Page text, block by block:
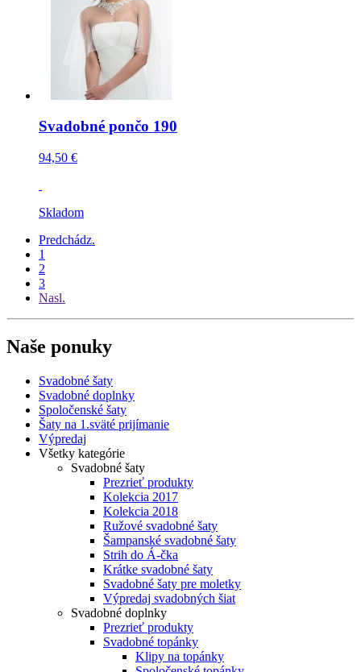
Svadobné pončo 190
94,50 €
Skladom
Predchádz.
1
2
3
Nasl.
Naše ponuky
Svadobné šaty
Svadobné doplnky
Spoločenské šaty
Šaty na 1.sväté prijímanie
Výpredaj
Všetky kategórie
Svadobné šaty
Prezrieť produkty
Kolekcia 2017
Kolekcia 2018
Ružové svadobné šaty
Šampanské svadobné šaty
Strih do Á-čka
Krátke svadobné šaty
Svadobné šaty pre moletky
Výpredaj svadobných šiat
Svadobné doplnky
Prezrieť produkty
Svadobné topánky
Klipy na topánky